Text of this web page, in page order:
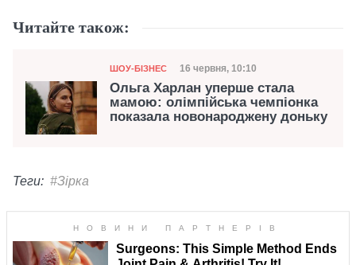
Читайте також:
Категорія
ШОУ-БІЗНЕС Дата публікації
16 червня, 10:10
Ольга Харлан уперше стала
мамою: олімпійська чемпіонка
показала новонароджену доньку
Теги: #Зірка